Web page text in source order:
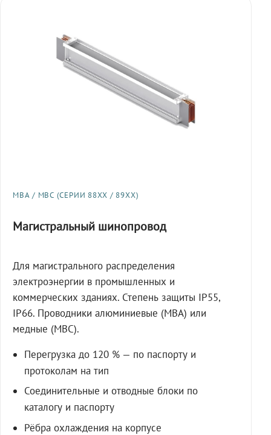
МВА / МВС (СЕРИИ 88XX / 89XX)
Магистральный шинопровод
Для магистрального распределения
электроэнергии в промышленных и
коммерческих зданиях. Степень защиты IP55,
IP66. Проводники алюминиевые (МВА) или
медные (МВС).
Перегрузка до 120 % — по паспорту и
протоколам на тип
Соединительные и отводные блоки по
каталогу и паспорту
Рёбра охлаждения на корпусе